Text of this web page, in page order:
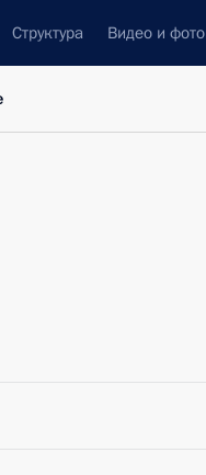
Структура Видео и фото